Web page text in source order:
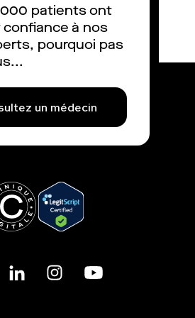
patients ont
à nos
pourquoi pas
un médecin